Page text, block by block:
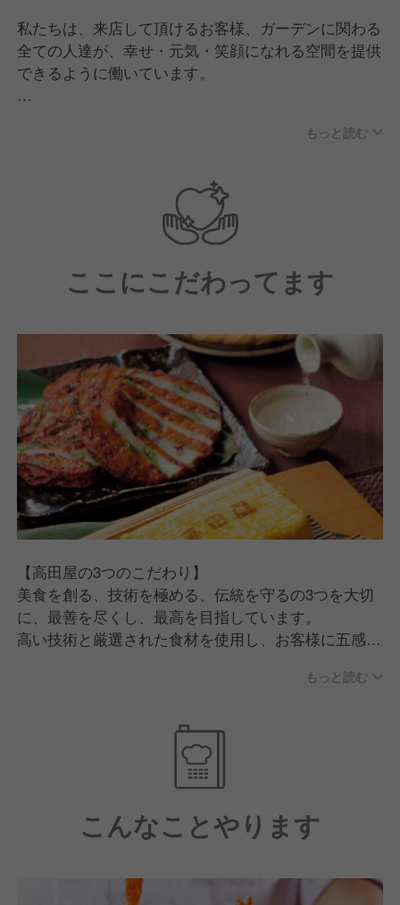
私たちは、来店して頂けるお客様、ガーデンに関わる
全ての人達が、幸せ・元気・笑顔になれる空間を提供
できるように働いています。
で明るく楽しい従業員が多い職場環境です。もっと読む
ここにこだわってます
【高田屋の3つのこだわり】
美食を創る、技術を極める、伝統を守るの3つを大切
に、最善を尽くし、最高を目指しています。
高い技術と厳選された食材を使用し、お客様に五感で
し、多くのお客様にご利用いただけるお店作りを行っ
【充実した福利厚生と明確な評価制度】
年2回の賞与に加え、豊富な研修制度や住宅・家族手
当等、働きやすいのが特徴です。
とした目標を持つことで
もっと読む
こんなことやります